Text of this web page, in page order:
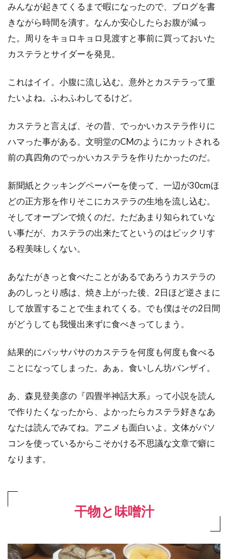
みんなが起きてくるまで暇になったので、ブログを書
きながら時間を潰す。なんか安心したらお腹が減っ
た。周りをキョロキョロ見渡すと事前に買っておいた
カステラとサイダーを発見。
これはイイ。小腹に流し込む。意外とカステラって重
たいよね。ふわふわしてるけど。
カステラと言えば、その昔、でっかいカステラ作りに
ハマった事がある。文明堂のCMのようにカットされる
前の真四角のでっかいカステラを作りたかったのだ。
新聞紙とクッキングペーパーを使って、一辺が30cmほ
どの正方形を作りそこにカステラの生地を流し込む。
そしてオーブンで焼くのだ。ただあまり知られていな
い事だが、カステラの出来たてというのはビックリす
る程美味しくない。
あなたがきっと食べたことがあるであろうカステラの
あのしっとり感は、焼き上がった後、2日ほど逆さまに
して放置することで生まれてくる。でも僕はその2日間
がどうしても我慢出来ずに食べきってしまう。
結果的にパッサパサのカステラを何度も何度も食べる
ことになってしまった。あぁ。食いしん坊バンザイ。
あ、森見登美彦の『四畳半神話大系』って小説を読ん
で作りたくなったから、よかったらカステラ好きなあ
なたは読んでみてね。アニメも面白いよ。文体がパソ
コンを使っているからこそかける不思議な文章で癖に
なります。
干物と味噌汁